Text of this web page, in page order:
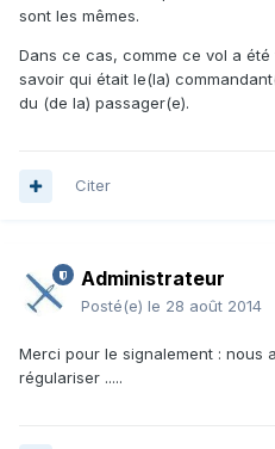
sont les mêmes.
Dans ce cas, comme ce vol a
savoir qui était le(la)
du (de la) passager(e).
Citer
Administrateur
Posté(e) le 28 août 2014
Merci pour le signalement : nous
régulariser .....